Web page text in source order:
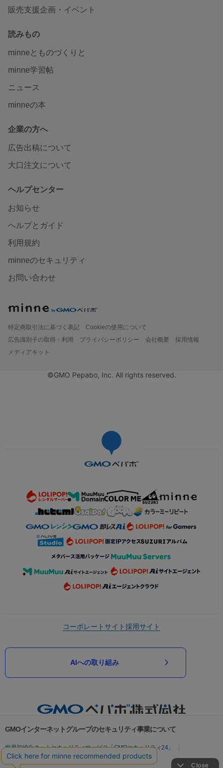
販売支援企画・イベント
読みもの
minneとものづくりと
minne学習帖
ニュース
minneの本
企業の方へ
広告出稿について
大口注文について
ヘルプセンター
お知らせ
ヘルプとガイド
利用規約
minneのセキュリティ
お問い合わせ
特定商取引法に基づく表記
Cookieの使用について
広告識別子の取得・利用
プライバシーポリシー 会社概要
採用情報
メディアキット
©GMO Pepabo, Inc. All rights reserved.
コーポレートサイト採用サイト
AIへの取り組み
GMOインターネットグループのセキュリティ事業について
世界初総合ネットセキュリティサービス「GMOセキュリティ24」
パスワード漏洩診断
Webサイトリスク診断